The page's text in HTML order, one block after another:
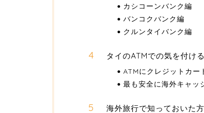
カシコーンバンク編
バンコクバンク編
クルンタイバンク編
タイのATMでの気を付け
ATMにクレジットカー
最も安全に海外キャッ
海外旅行で知っておいた